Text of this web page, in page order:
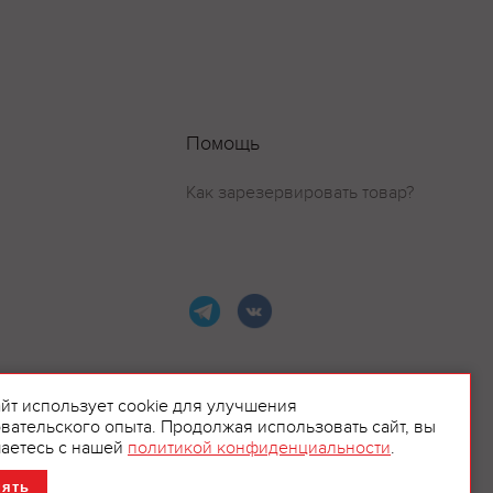
Помощь
Как зарезервировать товар?
использует cookie для улучшения
опыта. Продолжая использовать сайт, вы
с нашей политикой конфиденциальности.